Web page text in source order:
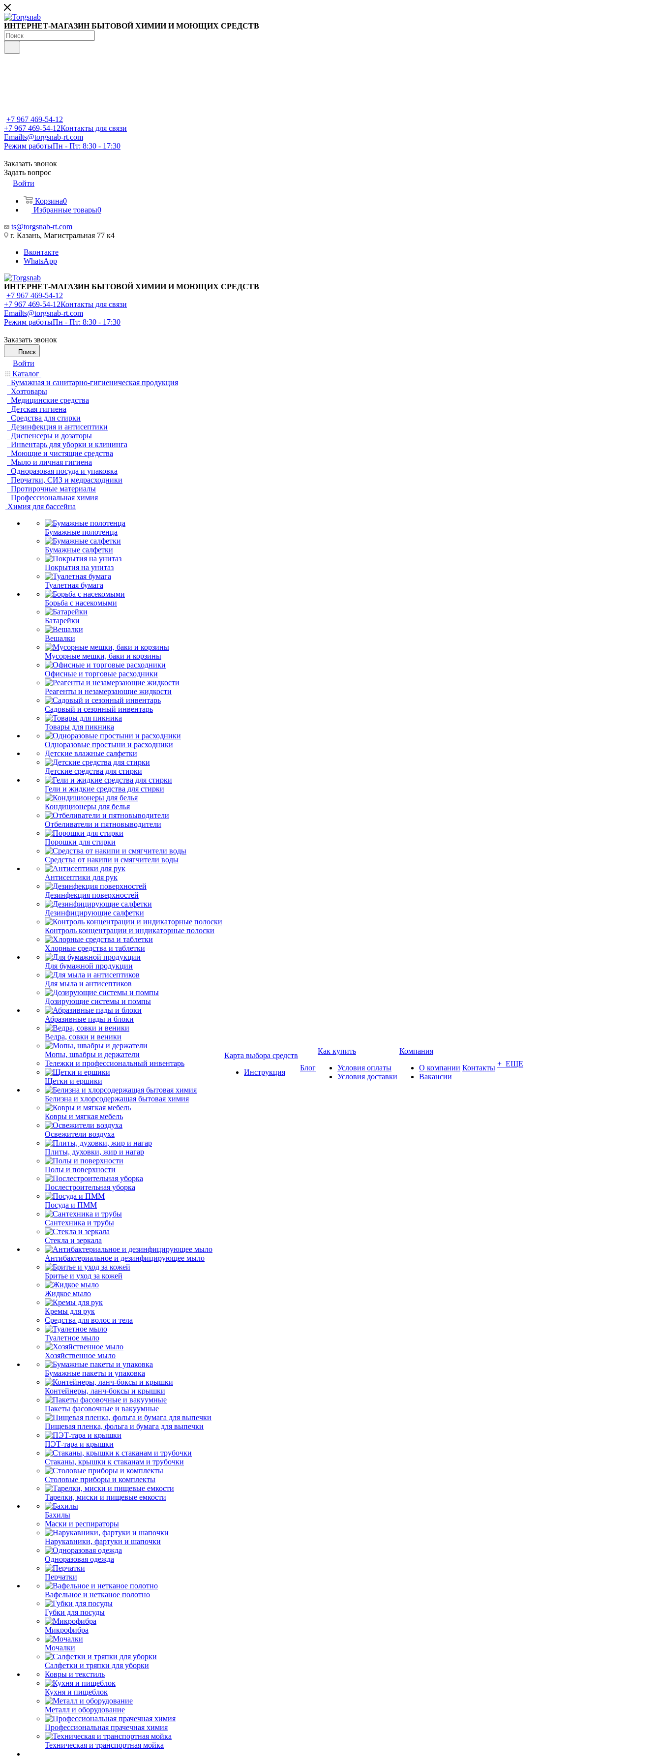
ИНТЕРНЕТ-МАГАЗИН БЫТОВОЙ ХИМИИ И МОЮЩИХ СРЕДСТВ
+7 967 469-54-12
+7 967 469-54-12Контакты для связи
Emailts@torgsnab-rt.com
Режим работыПн - Пт: 8:30 - 17:30
Заказать звонок
Задать вопрос
Войти
Корзина0
Избранные товары0
ts@torgsnab-rt.com
г. Казань, Магистральная 77 к4
Вконтакте
WhatsApp
ИНТЕРНЕТ-МАГАЗИН БЫТОВОЙ ХИМИИ И МОЮЩИХ СРЕДСТВ
+7 967 469-54-12
+7 967 469-54-12Контакты для связи
Emailts@torgsnab-rt.com
Режим работыПн - Пт: 8:30 - 17:30
Заказать звонок
Поиск
Войти
Каталог
Бумажная и санитарно-гигиеническая продукция
Хозтовары
Медицинские средства
Детская гигиена
Средства для стирки
Дезинфекция и антисептики
Диспенсеры и дозаторы
Инвентарь для уборки и клининга
Моющие и чистящие средства
Мыло и личная гигиена
Одноразовая посуда и упаковка
Перчатки, СИЗ и медрасходники
Протирочные материалы
Профессиональная химия
Химия для бассейна
Бумажные полотенца
Бумажные салфетки
Покрытия на унитаз
Туалетная бумага
Борьба с насекомыми
Батарейки
Вешалки
Мусорные мешки, баки и корзины
Офисные и торговые расходники
Реагенты и незамерзающие жидкости
Садовый и сезонный инвентарь
Товары для пикника
Одноразовые простыни и расходники
Детские влажные салфетки
Детские средства для стирки
Гели и жидкие средства для стирки
Кондиционеры для белья
Отбеливатели и пятновыводители
Порошки для стирки
Средства от накипи и смягчители воды
Антисептики для рук
Дезинфекция поверхностей
Дезинфицирующие салфетки
Контроль концентрации и индикаторные полоски
Хлорные средства и таблетки
Для бумажной продукции
Для мыла и антисептиков
Дозирующие системы и помпы
Абразивные пады и блоки
Ведра, совки и веники
Мопы, швабры и держатели
Тележки и профессиональный инвентарь
Щетки и ершики
Белизна и хлорсодержащая бытовая химия
Ковры и мягкая мебель
Освежители воздуха
Плиты, духовки, жир и нагар
Полы и поверхности
Послестроительная уборка
Посуда и ПММ
Сантехника и трубы
Стекла и зеркала
Антибактериальное и дезинфицирующее мыло
Бритье и уход за кожей
Жидкое мыло
Кремы для рук
Средства для волос и тела
Туалетное мыло
Хозяйственное мыло
Бумажные пакеты и упаковка
Контейнеры, ланч-боксы и крышки
Пакеты фасовочные и вакуумные
Пищевая пленка, фольга и бумага для выпечки
ПЭТ-тара и крышки
Стаканы, крышки к стаканам и трубочки
Столовые приборы и комплекты
Тарелки, миски и пищевые емкости
Бахилы
Маски и респираторы
Нарукавники, фартуки и шапочки
Одноразовая одежда
Перчатки
Вафельное и нетканое полотно
Губки для посуды
Микрофибра
Мочалки
Салфетки и тряпки для уборки
Ковры и текстиль
Кухня и пищеблок
Металл и оборудование
Профессиональная прачечная химия
Техническая и транспортная мойка
Карта выбора средств
Инструкция
Блог
Как купить
Условия оплаты
Условия доставки
Компания
О компании
Вакансии
Контакты + ЕЩЕ